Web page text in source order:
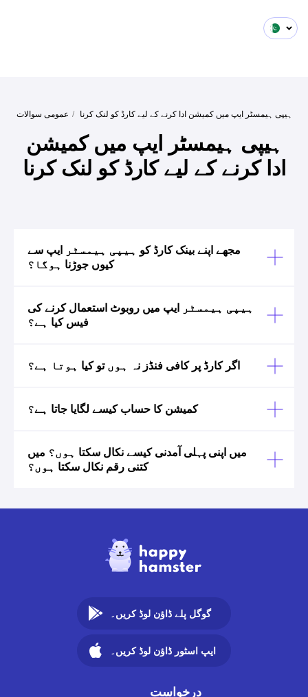
عمومی سوالات / ہیپی ہیمسٹر ایپ میں کمیشن ادا کرنے کے لیے کارڈ کو لنک کرنا
ہیپی ہیمسٹر ایپ میں کمیشن
ادا کرنے کے لیے کارڈ کو لنک کرنا
مجھے اپنے بینک کارڈ کو ہیپی ہیمسٹر ایپ سے
کیوں جوڑنا ہوگا؟
ہیپی ہیمسٹر ایپ میں روبوٹ استعمال کرنے کی
فیس کیا ہے؟
اگر کارڈ پر کافی فنڈز نہ ہوں تو کیا ہوتا ہے؟
کمیشن کا حساب کیسے لگایا جاتا ہے؟
میں اپنی پہلی آمدنی کیسے نکال سکتا ہوں؟ میں
کتنی رقم نکال سکتا ہوں؟
درخواست
گوگل پلے ڈاؤن لوڈ کریں۔
ایپ اسٹور ڈاؤن لوڈ کریں۔